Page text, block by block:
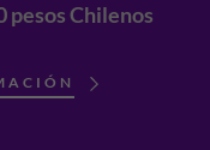
pesos Chilenos